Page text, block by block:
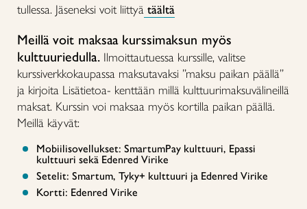
tullessa. Jäseneksi voit liittyä täältä
Meillä voit maksaa kurssimaksun myös
kulttuuriedulla. Ilmoittautuessa kurssille, valitse
kurssiverkkokaupassa maksutavaksi ”maksu paikan päällä”
ja kirjoita Lisätietoa- kenttään millä kulttuurimaksuvälineillä
maksat. Kurssin voi maksaa myös kortilla paikan päällä.
Meillä käyvät:
Mobiilisovellukset: SmartumPay kulttuuri, Epassi
kulttuuri sekä Edenred Virike
Setelit: Smartum, Tyky+ kulttuuri ja Edenred Virike
Kortti: Edenred Virike